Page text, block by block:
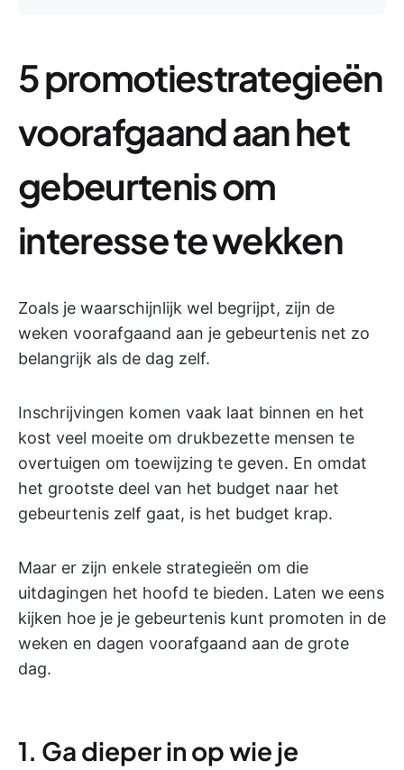
5 promotiestrategieën
voorafgaand aan het
gebeurtenis om
interesse te wekken
Zoals je waarschijnlijk wel begrijpt, zijn de
weken voorafgaand aan je gebeurtenis net zo
belangrijk als de dag zelf.
Inschrijvingen komen vaak laat binnen en het
kost veel moeite om drukbezette mensen te
overtuigen om toewijzing te geven. En omdat
het grootste deel van het budget naar het
gebeurtenis zelf gaat, is het budget krap.
Maar er zijn enkele strategieën om die
uitdagingen het hoofd te bieden. Laten we eens
kijken hoe je je gebeurtenis kunt promoten in de
weken en dagen voorafgaand aan de grote
dag.
1. Ga dieper in op wie je